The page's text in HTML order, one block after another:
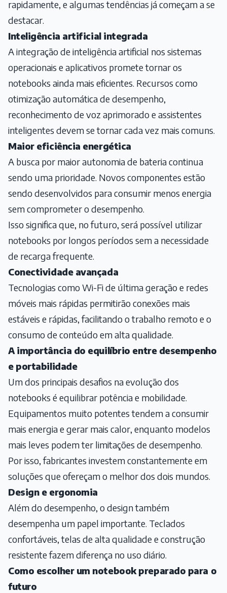
rapidamente, e algumas tendências já começam a se
destacar.
Inteligência artificial integrada
A integração de inteligência artificial nos sistemas
operacionais e aplicativos promete tornar os
notebooks ainda mais eficientes. Recursos como
otimização automática de desempenho,
reconhecimento de voz aprimorado e assistentes
inteligentes devem se tornar cada vez mais comuns.
Maior eficiência energética
A busca por maior autonomia de bateria continua
sendo uma prioridade. Novos componentes estão
sendo desenvolvidos para consumir menos energia
sem comprometer o desempenho.
Isso significa que, no futuro, será possível utilizar
notebooks por longos períodos sem a necessidade
de recarga frequente.
Conectividade avançada
Tecnologias como Wi-Fi de última geração e redes
móveis mais rápidas permitirão conexões mais
estáveis e rápidas, facilitando o trabalho remoto e o
consumo de conteúdo em alta qualidade.
A importância do equilíbrio entre desempenho
e portabilidade
Um dos principais desafios na evolução dos
notebooks é equilibrar potência e mobilidade.
Equipamentos muito potentes tendem a consumir
mais energia e gerar mais calor, enquanto modelos
mais leves podem ter limitações de desempenho.
Por isso, fabricantes investem constantemente em
soluções que ofereçam o melhor dos dois mundos.
Design e ergonomia
Além do desempenho, o design também
desempenha um papel importante. Teclados
confortáveis, telas de alta qualidade e construção
resistente fazem diferença no uso diário.
Como escolher um notebook preparado para o
futuro